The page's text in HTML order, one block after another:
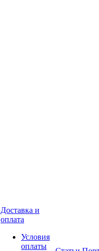
Доставка и
оплата
Условия
оплаты